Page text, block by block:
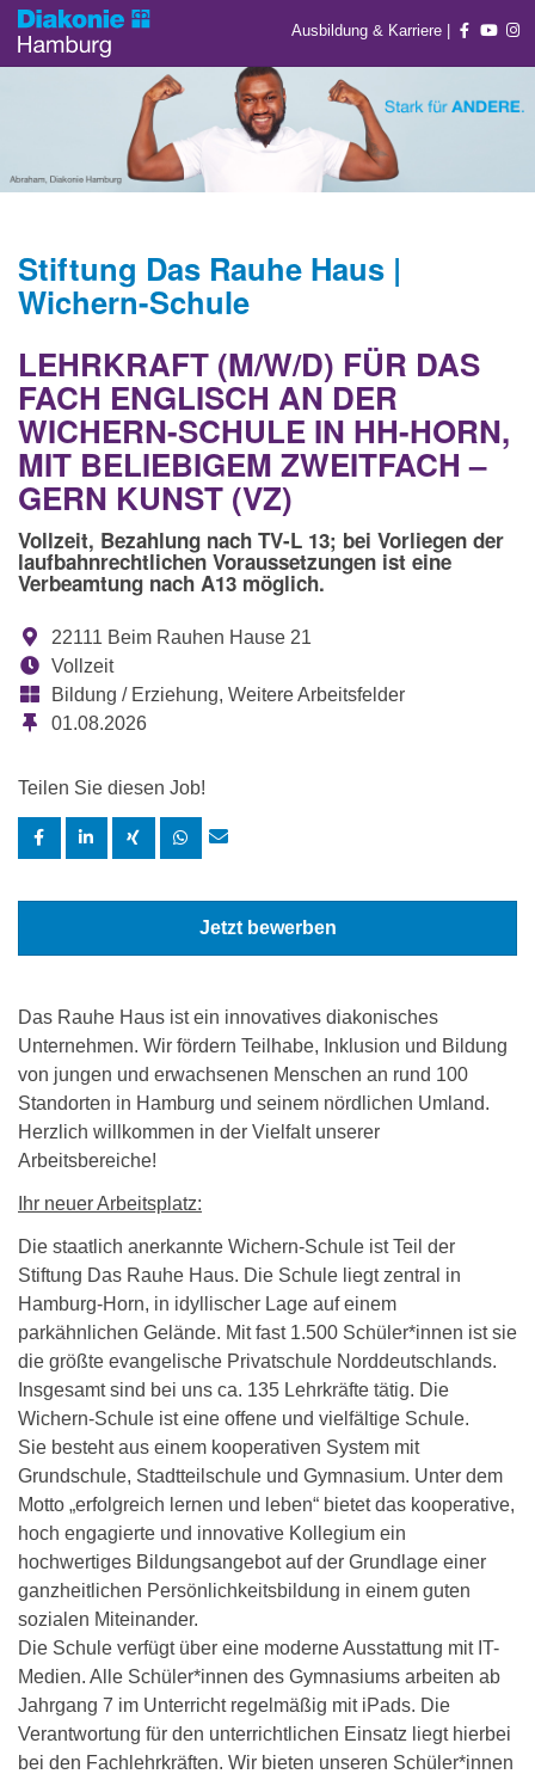
Ausbildung & Karriere |
Stiftung Das Rauhe Haus |
Wichern-Schule
LEHRKRAFT (M/W/D) FÜR DAS
FACH ENGLISCH AN DER
WICHERN-SCHULE IN HH-HORN,
MIT BELIEBIGEM ZWEITFACH –
GERN KUNST (VZ)
Vollzeit, Bezahlung nach TV-L 13; bei Vorliegen der
laufbahnrechtlichen Voraussetzungen ist eine
Verbeamtung nach A13 möglich.
22111 Beim Rauhen Hause 21
Vollzeit
Bildung / Erziehung, Weitere Arbeitsfelder
01.08.2026
Teilen Sie diesen Job!
Jetzt bewerben
Das Rauhe Haus ist ein innovatives diakonisches
Unternehmen. Wir fördern Teilhabe, Inklusion und Bildung
von jungen und erwachsenen Menschen an rund 100
Standorten in Hamburg und seinem nördlichen Umland.
Herzlich willkommen in der Vielfalt unserer
Arbeitsbereiche!
Ihr neuer Arbeitsplatz:
Die staatlich anerkannte Wichern-Schule ist Teil der
Stiftung Das Rauhe Haus. Die Schule liegt zentral in
Hamburg-Horn, in idyllischer Lage auf einem
parkähnlichen Gelände. Mit fast 1.500 Schüler*innen ist sie
die größte evangelische Privatschule Norddeutschlands.
Insgesamt sind bei uns ca. 135 Lehrkräfte tätig. Die
Wichern-Schule ist eine offene und vielfältige Schule.
Sie besteht aus einem kooperativen System mit
Grundschule, Stadtteilschule und Gymnasium. Unter dem
Motto „erfolgreich lernen und leben“ bietet das kooperative,
hoch engagierte und innovative Kollegium ein
hochwertiges Bildungsangebot auf der Grundlage einer
ganzheitlichen Persönlichkeitsbildung in einem guten
sozialen Miteinander.
Die Schule verfügt über eine moderne Ausstattung mit IT-
Medien. Alle Schüler*innen des Gymnasiums arbeiten ab
Jahrgang 7 im Unterricht regelmäßig mit iPads. Die
Verantwortung für den unterrichtlichen Einsatz liegt hierbei
bei den Fachlehrkräften. Wir bieten unseren Schüler*innen